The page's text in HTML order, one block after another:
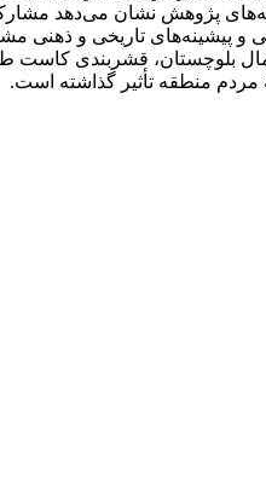
پژوهش نشان می‌دهد
و پیشینه‌های تاریخی و
قشربندی کاست
منطقه تأثیر گذاشته است.